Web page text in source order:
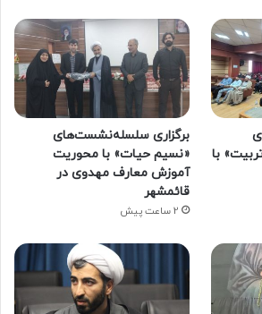
با
برگزاری سلسله‌نشست‌های
«نسیم حیات» با محوریت
آموزش معارف مهدوی در
قائمشهر
2 ساعت پیش